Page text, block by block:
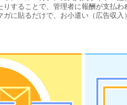
することで、管理者に報酬が支払わ
ガに貼るだけで、お小遣い（広告収